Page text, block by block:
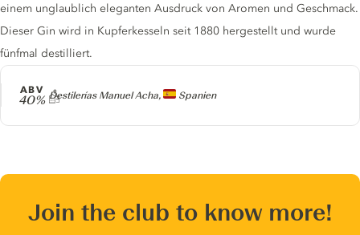
Producer
Destilerías Manuel Acha, Spanien
ABV
40%
einem unglaublich eleganten Ausdruck von Aromen und Geschmack.
Dieser Gin wird in Kupferkesseln seit 1880 hergestellt und wurde
fünfmal destilliert.
Join the club to know more!